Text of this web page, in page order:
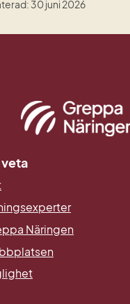
30 juni 2026
veta
Näringen